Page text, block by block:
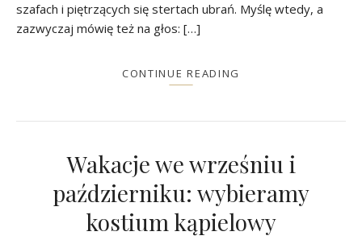
szafach i piętrzących się stertach ubrań. Myślę wtedy, a
zazwyczaj mówię też na głos: […]
CONTINUE READING
Wakacje we wrześniu i
październiku: wybieramy
kostium kąpielowy